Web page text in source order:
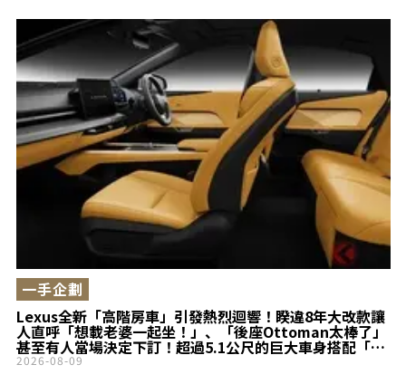
Lexus全新「高階房車」引發熱烈迴響！睽違8年大改款讓
人直呼「想載老婆一起坐！」、「後座Ottoman太棒了」
甚至有人當場決定下訂！超過5.1公尺的巨大車身搭配「豪
華待客空間」，全新ES業務透露的「真實心聲」究竟是什
一手企劃
2026-08-09